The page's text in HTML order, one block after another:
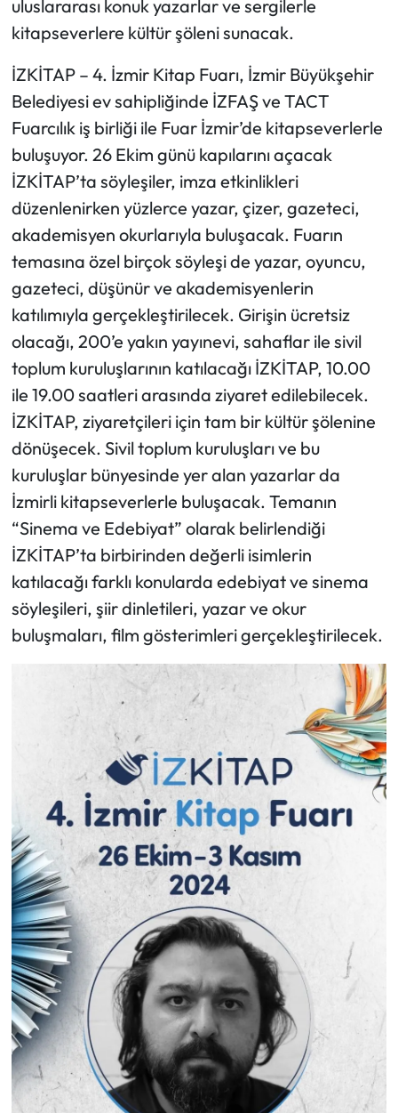
uluslararası konuk yazarlar ve sergilerle
kitapseverlere kültür şöleni sunacak.
İZKİTAP – 4. İzmir Kitap Fuarı, İzmir Büyükşehir
Belediyesi ev sahipliğinde İZFAŞ ve TACT
Fuarcılık iş birliği ile Fuar İzmir’de kitapseverlerle
buluşuyor. 26 Ekim günü kapılarını açacak
İZKİTAP’ta söyleşiler, imza etkinlikleri
düzenlenirken yüzlerce yazar, çizer, gazeteci,
akademisyen okurlarıyla buluşacak. Fuarın
temasına özel birçok söyleşi de yazar, oyuncu,
gazeteci, düşünür ve akademisyenlerin
katılımıyla gerçekleştirilecek. Girişin ücretsiz
olacağı, 200’e yakın yayınevi, sahaflar ile sivil
toplum kuruluşlarının katılacağı İZKİTAP, 10.00
ile 19.00 saatleri arasında ziyaret edilebilecek.
İZKİTAP, ziyaretçileri için tam bir kültür şölenine
dönüşecek. Sivil toplum kuruluşları ve bu
kuruluşlar bünyesinde yer alan yazarlar da
İzmirli kitapseverlerle buluşacak. Temanın
“Sinema ve Edebiyat” olarak belirlendiği
İZKİTAP’ta birbirinden değerli isimlerin
katılacağı farklı konularda edebiyat ve sinema
söyleşileri, şiir dinletileri, yazar ve okur
buluşmaları, film gösterimleri gerçekleştirilecek.